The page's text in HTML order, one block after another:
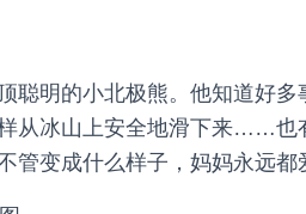
聪明的小北极熊。他知道好
从冰山上安全地滑下来……也
管变成什么样子，妈妈永远都